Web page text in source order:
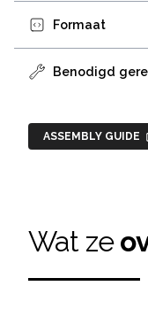
Formaat
Benodigd
ASSEMBLY GUIDE
Wat ze